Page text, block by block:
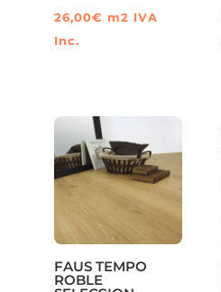
26,00€ m2 IVA
Inc.
FAUS TEMPO
ROBLE